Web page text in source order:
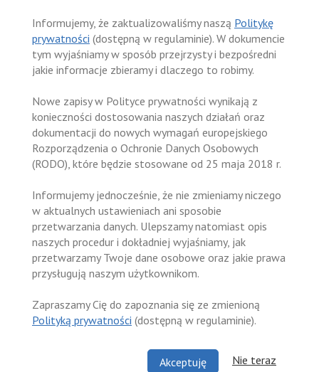
Informujemy, że zaktualizowaliśmy naszą Politykę
prywatności (dostępną w regulaminie). W dokumencie
tym wyjaśniamy w sposób przejrzysty i bezpośredni
jakie informacje zbieramy i dlaczego to robimy.
Nowe zapisy w Polityce prywatności wynikają z
konieczności dostosowania naszych działań oraz
dokumentacji do nowych wymagań europejskiego
Rozporządzenia o Ochronie Danych Osobowych
(RODO), które będzie stosowane od 25 maja 2018 r.
Informujemy jednocześnie, że nie zmieniamy niczego
w aktualnych ustawieniach ani sposobie
przetwarzania danych. Ulepszamy natomiast opis
naszych procedur i dokładniej wyjaśniamy, jak
przetwarzamy Twoje dane osobowe oraz jakie prawa
przysługują naszym użytkownikom.
Zapraszamy Cię do zapoznania się ze zmienioną
Polityką prywatności (dostępną w regulaminie).
Akceptuję Nie teraz